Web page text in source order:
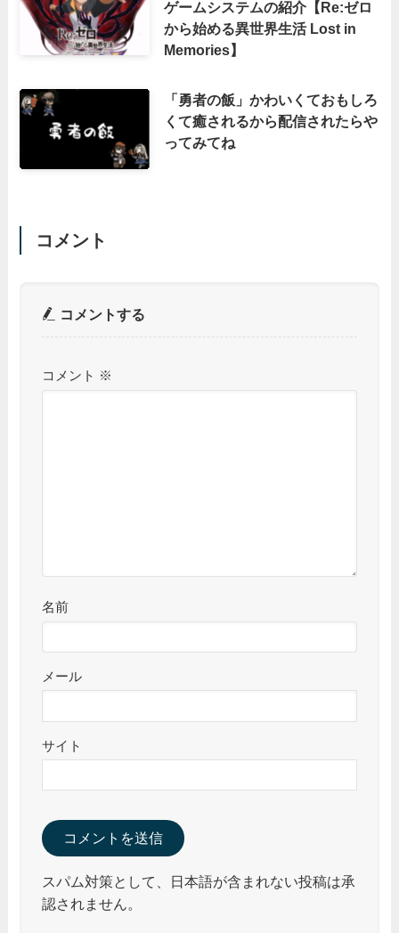
ゲームシステムの紹介【Re:ゼロ
から始める異世界生活 Lost in
Memories】
「勇者の飯」かわいくておもしろ
くて癒されるから配信されたらや
ってみてね
コメント
コメントする
コメント ※
名前
メール
サイト
スパム対策として、日本語が含まれない投稿は承
認されません。